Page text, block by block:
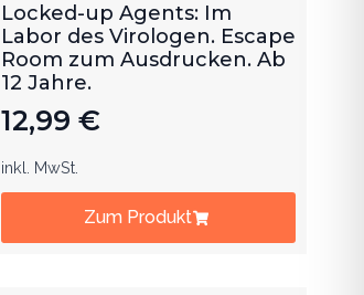
Locked-up Agents: Im
Labor des Virologen. Escape
Room zum Ausdrucken. Ab
12 Jahre.
12,99 €
inkl. MwSt.
Zum Produkt